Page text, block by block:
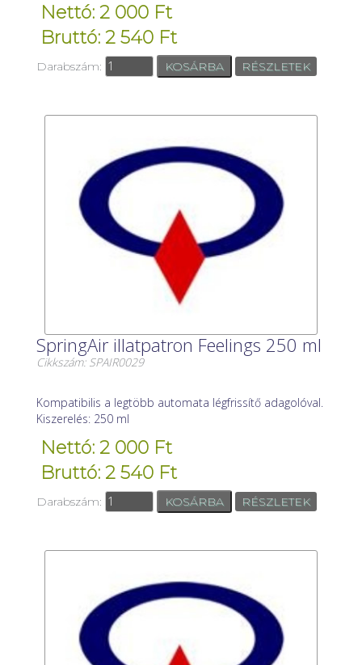
Nettó: 2 000 Ft
Bruttó: 2 540 Ft
Darabszám: RÉSZLETEK
SpringAir illatpatron Feelings 250 ml
Cikkszám: SPAIR0029
Kompatibilis a legtöbb automata légfrissítő adagolóval.
Kiszerelés: 250 ml
Nettó: 2 000 Ft
Bruttó: 2 540 Ft
Darabszám: RÉSZLETEK